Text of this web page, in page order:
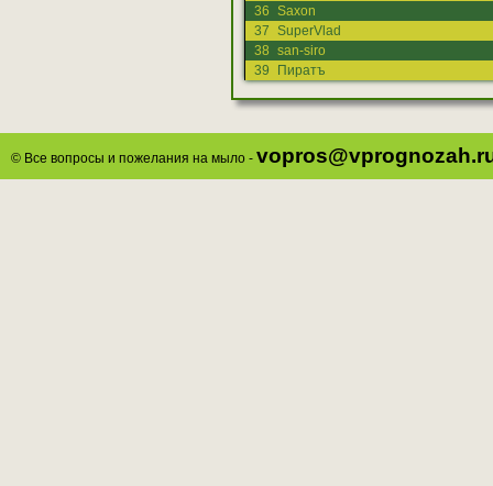
36 Saxon
37 SuperVlad
38 san-siro
39
Пиратъ
© Все вопросы и пожелания на мыло -